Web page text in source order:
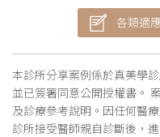
各類適
本診所分享案例係於真美學
並已簽署同意公開授權書。
及診療參考說明。因任何醫
診所接受醫師親自診斷後，